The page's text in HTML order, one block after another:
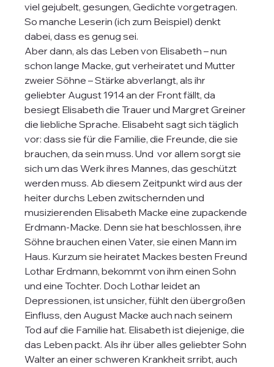
viel gejubelt, gesungen, Gedichte vorgetragen.
So manche Leserin (ich zum Beispiel) denkt
dabei, dass es genug sei.
Aber dann, als das Leben von Elisabeth – nun
schon lange Macke, gut verheiratet und Mutter
zweier Söhne – Stärke abverlangt, als ihr
geliebter August 1914 an der Front fällt, da
besiegt Elisabeth die Trauer und Margret Greiner
die liebliche Sprache. Elisabeht sagt sich täglich
vor: dass sie für die Familie, die Freunde, die sie
brauchen, da sein muss. Und  vor allem sorgt sie
sich um das Werk ihres Mannes, das geschützt
werden muss. Ab diesem Zeitpunkt wird aus der
heiter durchs Leben zwitschernden und
musizierenden Elisabeth Macke eine zupackende
Erdmann-Macke. Denn sie hat beschlossen, ihre
Söhne brauchen einen Vater, sie einen Mann im
Haus. Kurzum sie heiratet Mackes besten Freund
Lothar Erdmann, bekommt von ihm einen Sohn
und eine Tochter. Doch Lothar leidet an
Depressionen, ist unsicher, fühlt den übergroßen
Einfluss, den August Macke auch nach seinem
Tod auf die Familie hat. Elisabeth ist diejenige, die
das Leben packt. Als ihr über alles geliebter Sohn
Walter an einer schweren Krankheit srribt, auch